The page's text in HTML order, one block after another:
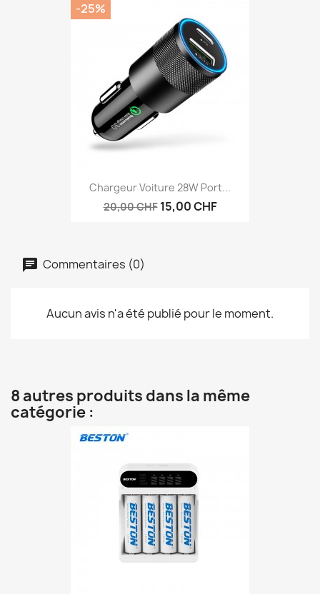
Chargeur Voiture 28W Port...
20,00 CHF 15,00 CHF
-25%
Commentaires (0)
Aucun avis n'a été publié pour le moment.
8 autres produits dans la même
catégorie :